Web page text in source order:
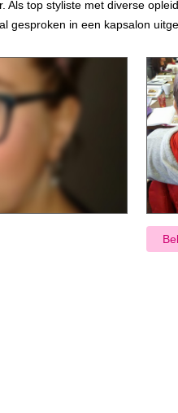
Als top styliste met diverse
gesproken in een kapsalon